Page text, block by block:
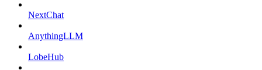
NextChat
AnythingLLM
LobeHub